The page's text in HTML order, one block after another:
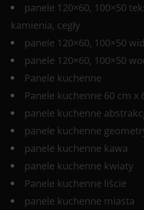
panele 120×60, 100×50
kamienia, cegły
panele 120×60, 100×50
panele 120×60, 100×50
Panele kuchenne
Panele kuchenne 60 cm x
panele kuchenne
panele kuchenne
panele kuchenne kawa
panele kuchenne kwiaty
Panele kuchenne liście
panele kuchenne miasta